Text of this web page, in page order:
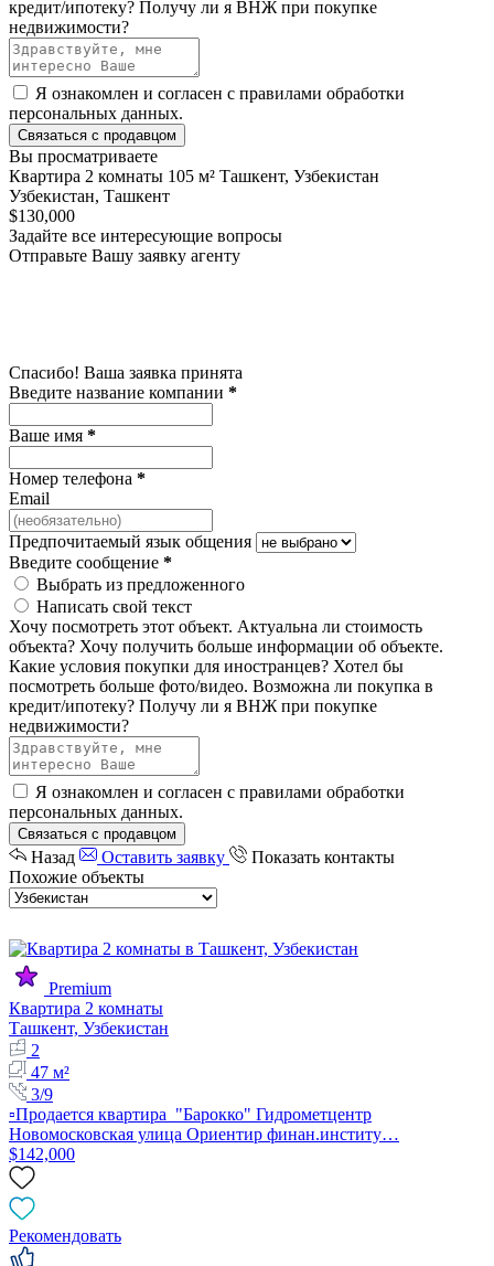
кредит/ипотеку? Получу ли я ВНЖ при покупке
недвижимости?
Я ознакомлен и согласен с правилами обработки
персональных данных.
Связаться с продавцом
Вы просматриваете
Квартира 2 комнаты 105 м² Ташкент, Узбекистан
Узбекистан, Ташкент
$130,000
Задайте все интересующие вопросы
Отправьте Вашу заявку агенту
Спасибо! Ваша заявка принята
Введите название компании *
Ваше имя *
Номер телефона *
Email
Предпочитаемый язык общения
Введите сообщение *
Выбрать из предложенного
Написать свой текст
Хочу посмотреть этот объект. Актуальна ли стоимость
объекта? Хочу получить больше информации об объекте.
Какие условия покупки для иностранцев? Хотел бы
посмотреть больше фото/видео. Возможна ли покупка в
кредит/ипотеку? Получу ли я ВНЖ при покупке
недвижимости?
Я ознакомлен и согласен с правилами обработки
персональных данных.
Связаться с продавцом
Назад Оставить заявку
Показать контакты
Похожие объекты
Premium
Квартира 2 комнаты
Ташкент, Узбекистан
2
47 м²
3/9
▫️Продается квартира "Барокко" Гидрометцентр
Новомосковская улица Ориентир финан.институ…
$142,000
Рекомендовать